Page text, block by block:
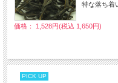
特な落ち着
価格： 1,528円(税込 1,650円)
PICK UP